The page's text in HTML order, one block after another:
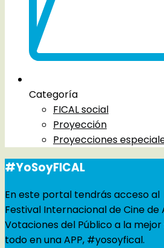
Categoría
FICAL social
Proyección
Proyecciones
#YoSoyFICAL
En este portal tendrás acceso
Festival Internacional de Cine de
Votaciones del Público a la
todo en una APP, #yosoyfical.